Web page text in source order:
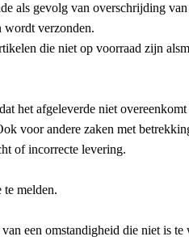
als gevolg van overschrijding
wordt verzonden.
die niet op voorraad zijn
het afgeleverde niet
voor andere zaken met
of incorrecte levering.
melden.
een omstandigheid die niet is te